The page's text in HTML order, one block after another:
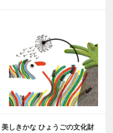
美しきかな ひょうごの文化財